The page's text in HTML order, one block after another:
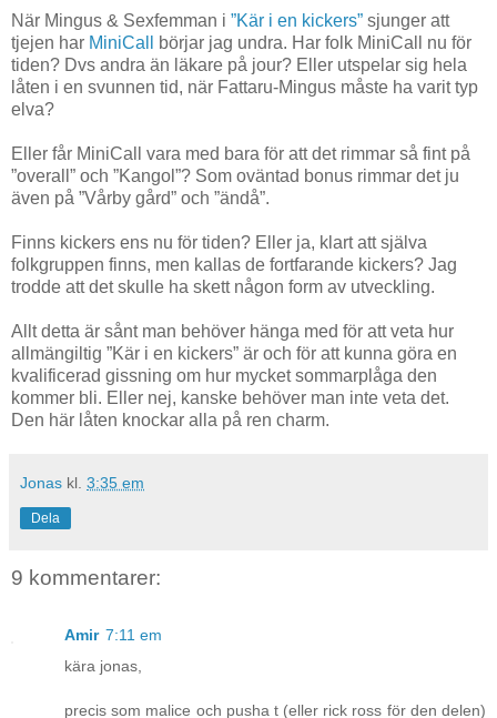
När Mingus & Sexfemman i ”Kär i en kickers” sjunger att
tjejen har MiniCall
börjar jag undra. Har folk MiniCall nu för
tiden? Dvs andra än läkare på jour? Eller utspelar sig hela
låten i en svunnen tid, när Fattaru-Mingus måste ha varit typ
elva?
Eller får MiniCall vara med bara för att det rimmar så fint på
”overall” och ”Kangol”? Som oväntad bonus rimmar det ju
även på ”Vårby gård” och ”ändå”.
Finns kickers ens nu för tiden? Eller ja, klart att själva
folkgruppen finns, men kallas de fortfarande kickers? Jag
trodde att det skulle ha skett någon form av utveckling.
Allt detta är sånt man behöver hänga med för att veta hur
allmängiltig ”Kär i en kickers” är och för att kunna göra en
kvalificerad gissning om hur mycket sommarplåga den
kommer bli. Eller nej, kanske behöver man inte veta det.
Den här låten knockar alla på ren charm.
Jonas kl. 3:35 em
Dela
9 kommentarer:
Amir 7:11 em
kära jonas,
precis som malice och pusha t (eller rick ross för den delen)